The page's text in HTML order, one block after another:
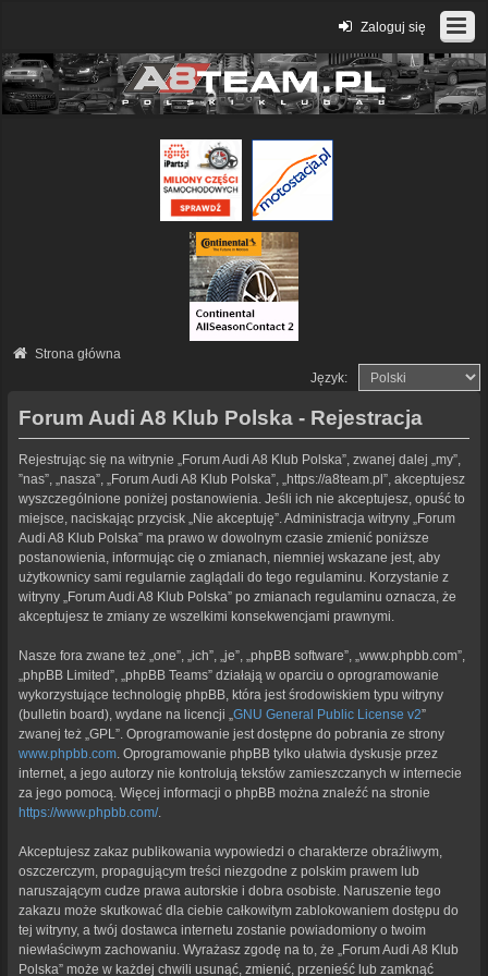
Zaloguj się
Strona główna
Język:
Forum Audi A8 Klub Polska - Rejestracja
Rejestrując się na witrynie „Forum Audi A8 Klub Polska”, zwanej dalej „my”,
”nas”, „nasza”, „Forum Audi A8 Klub Polska”, „https://a8team.pl”, akceptujesz
wyszczególnione poniżej postanowienia. Jeśli ich nie akceptujesz, opuść to
miejsce, naciskając przycisk „Nie akceptuję”. Administracja witryny „Forum
Audi A8 Klub Polska” ma prawo w dowolnym czasie zmienić poniższe
postanowienia, informując cię o zmianach, niemniej wskazane jest, aby
użytkownicy sami regularnie zaglądali do tego regulaminu. Korzystanie z
witryny „Forum Audi A8 Klub Polska” po zmianach regulaminu oznacza, że
akceptujesz te zmiany ze wszelkimi konsekwencjami prawnymi.
Nasze fora zwane też „one”, „ich”, „je”, „phpBB software”, „www.phpbb.com”,
„phpBB Limited”, „phpBB Teams” działają w oparciu o oprogramowanie
wykorzystujące technologię phpBB, która jest środowiskiem typu witryny
(bulletin board), wydane na licencji „ GNU General Public License v2”
zwanej też „GPL”. Oprogramowanie jest dostępne do pobrania ze strony
www.phpbb.com . Oprogramowanie phpBB tylko ułatwia dyskusje przez
internet, a jego autorzy nie kontrolują tekstów zamieszczanych w internecie
za jego pomocą. Więcej informacji o phpBB można znaleźć na stronie
https://www.phpbb.com/.
Akceptujesz zakaz publikowania wypowiedzi o charakterze obraźliwym,
oszczerczym, propagującym treści niezgodne z polskim prawem lub
naruszającym cudze prawa autorskie i dobra osobiste. Naruszenie tego
zakazu może skutkować dla ciebie całkowitym zablokowaniem dostępu do
tej witryny, a twój dostawca internetu zostanie powiadomiony o twoim
niewłaściwym zachowaniu. Wyrażasz zgodę na to, że „Forum Audi A8 Klub
Polska” może w każdej chwili usunąć, zmienić, przenieść lub zamknąć